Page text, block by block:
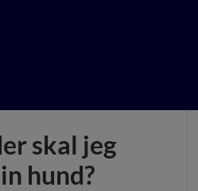
skal jeg
hund?